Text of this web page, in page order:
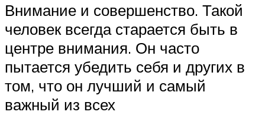
Внимание и совершенство. Такой
человек всегда старается быть в
центре внимания. Он часто
пытается убедить себя и других в
том, что он лучший и самый
важный из всех